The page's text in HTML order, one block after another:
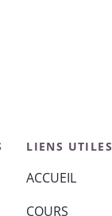
LIENS UTILES
ACCUEIL
COURS